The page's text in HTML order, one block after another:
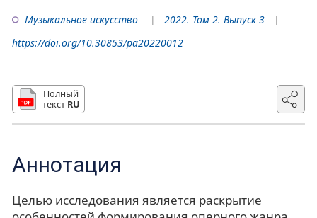
Музыкальное искусство
2022. Том 2. Выпуск 3
https://doi.org/10.30853/pa20220012
Полный
текст RU
Аннотация
Целью исследования является раскрытие